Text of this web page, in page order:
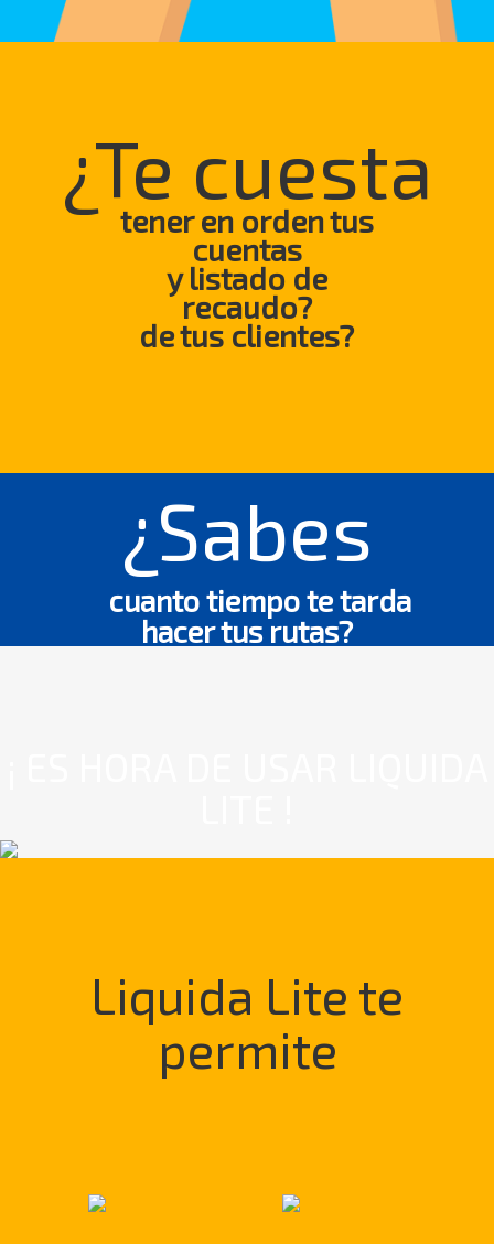
¿Te cuesta
tener en orden tus
cuentas
y listado de
recaudo?
de tus clientes?
¿Sabes
cuanto tiempo te tarda
hacer tus rutas?
Liquida Lite te
permite